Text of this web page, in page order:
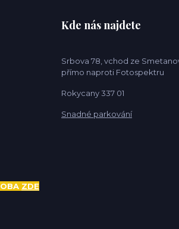
ZDE
Kde nás najdete
Srbova 78, vchod ze
přímo naproti Fotospektru
Rokycany 337 01
Snadné parkování